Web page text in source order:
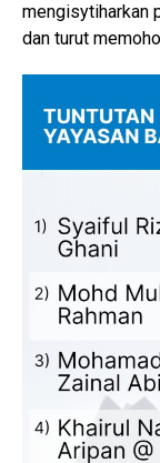
mengisytiharkan
dan turut